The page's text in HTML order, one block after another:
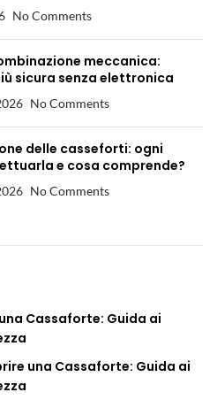
No Comments
meccanica:
sicura senza elettronica
No Comments
delle casseforti: ogni
e cosa comprende?
No Comments
Cassaforte: Guida ai
una Cassaforte: Guida ai